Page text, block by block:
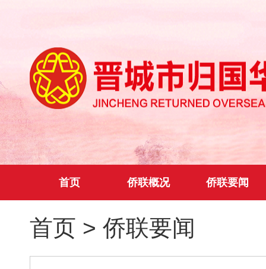
首页 侨联概况 侨联要闻
首页 > 侨联要闻